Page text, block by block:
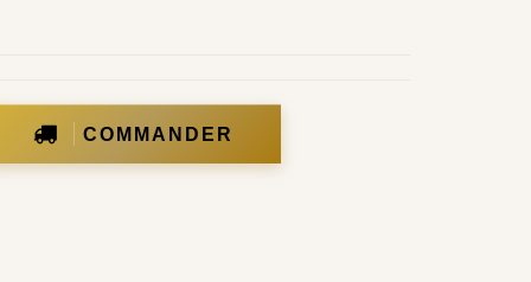
COMMANDER